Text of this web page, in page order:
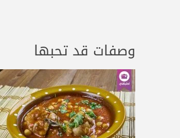
وصفات قد تحبها
عرض الوصفة